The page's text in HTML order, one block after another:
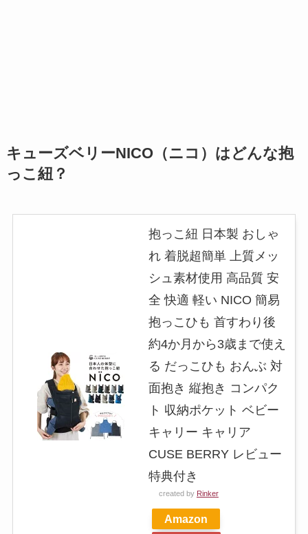
キューズベリーNICO（ニコ）はどんな抱
っこ紐？
抱っこ紐 日本製 おしゃ
れ 着脱超簡単 上質メッ
シュ素材使用 高品質 安
全 快適 軽い NICO 簡易
抱っこひも 首すわり後
約4か月から3歳まで使え
る だっこひも おんぶ 対
面抱き 縦抱き コンパク
ト 収納ポケット ベビー
キャリー キャリア
CUSE BERRY レビュー
特典付き
created by Rinker
Amazon